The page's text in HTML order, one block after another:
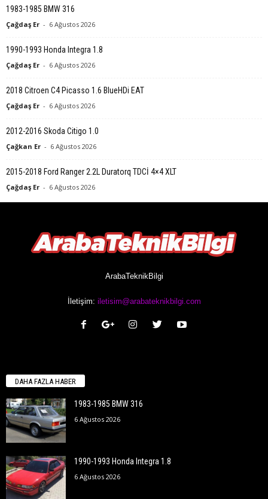
1983-1985 BMW 316
Çağdaş Er - 6 Ağustos 2026
1990-1993 Honda Integra 1.8
Çağdaş Er - 6 Ağustos 2026
2018 Citroen C4 Picasso 1.6 BlueHDi EAT
Çağdaş Er - 6 Ağustos 2026
2012-2016 Skoda Citigo 1.0
Çağkan Er - 6 Ağustos 2026
2015-2018 Ford Ranger 2.2L Duratorq TDCİ 4×4 XLT
Çağdaş Er - 6 Ağustos 2026
ArabaTeknikBilgi
İletişim: iletisim@arabateknikbilgi.com
DAHA FAZLA HABER
1983-1985 BMW 316
6 Ağustos 2026
1990-1993 Honda Integra 1.8
6 Ağustos 2026